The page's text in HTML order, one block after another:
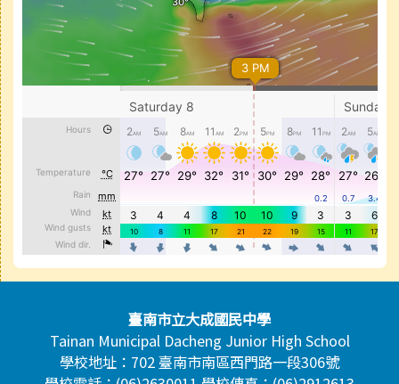
頁尾區域內容臺南市立大成國民中學
Tainan Municipal Dacheng Junior High School
學校地址：702 臺南市南區西門路一段306號